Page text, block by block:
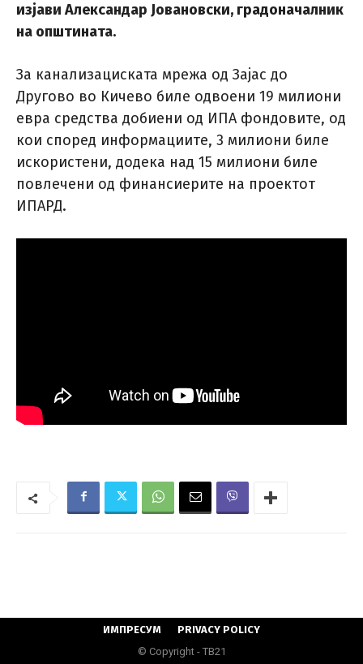
изјави Александар Јовановски, градоначалник
на општината.
За канализациската мрежа од Зајас до
Другово во Кичево биле одвоени 19 милиони
евра средства добиени од ИПА фондовите, од
кои според информациите, 3 милиони биле
искористени, додека над 15 милиони биле
повлечени од финансиерите на проектот
ИПАРД.
ИМПРЕСУМ
PRIVACY POLICY
© Copyright - ТВ21